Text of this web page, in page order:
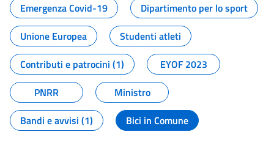
Emergenza Covid-19
Dipartimento per lo sport
Unione Europea
Studenti atleti
Contributi e patrocini (1)
EYOF 2023
PNRR
Ministro
Bandi e avvisi (1)
Bici in Comune